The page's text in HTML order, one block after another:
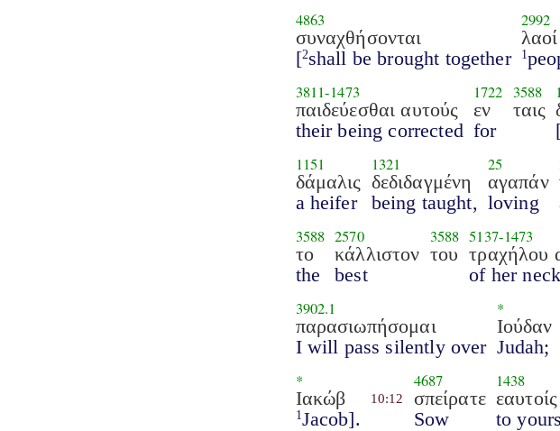
4863
συναχθήσονται
[2shall be brought together
2992
λαοί
1
3811-1473
παιδεύεσθαι αυτούς
their being corrected
1722
εν
for
3588
ταις
1151
δάμαλις
a heifer
1321
δεδιδαγμένη
being taught,
25
αγαπάν
loving
3588
το
the
2570
κάλλιστον
best
3588
του
5137-1473
τραχήλου
of her
3902.1
παρασιωπήσομαι
I will pass silently over
*
Ιούδαν
Judah;
*
Ιακώβ
1Jacob].
10:12
4687
σπείρατε
Sow
1438
εαυτοίς
to